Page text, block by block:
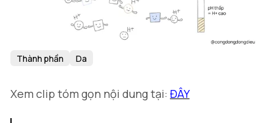
Thành phần Da
Xem clip tóm gọn nội dung tại: ĐÂY